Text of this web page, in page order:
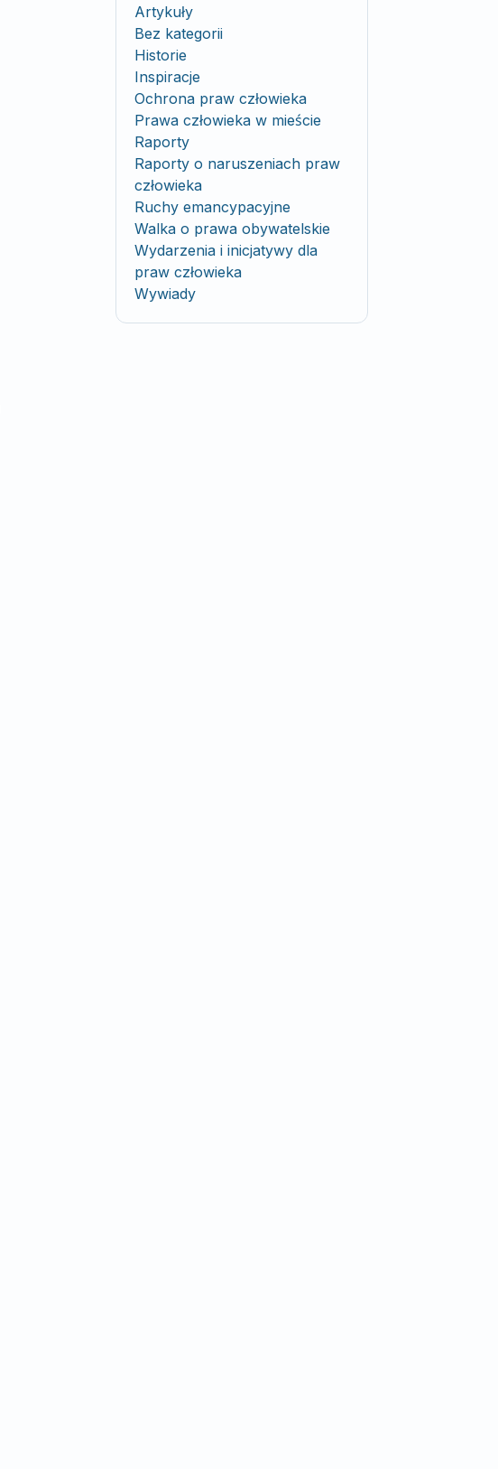
Artykuły
Bez kategorii
Historie
Inspiracje
Ochrona praw człowieka
Prawa człowieka w mieście
Raporty
Raporty o naruszeniach praw
człowieka
Ruchy emancypacyjne
Walka o prawa obywatelskie
Wydarzenia i inicjatywy dla
praw człowieka
Wywiady